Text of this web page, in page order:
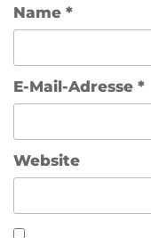
Name *
E-Mail-Adresse *
Website